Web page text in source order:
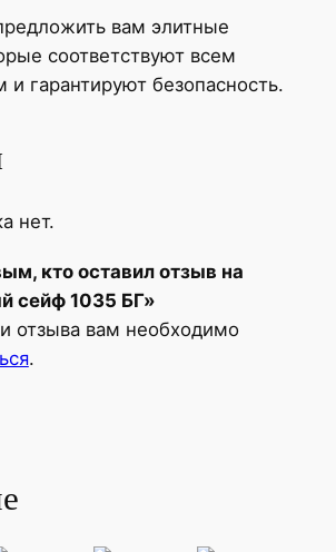
вам элитные
соответствуют всем
и гарантируют безопасность.
нет.
кто оставил отзыв на
сейф 1035 БГ»
отзыва вам необходимо
.